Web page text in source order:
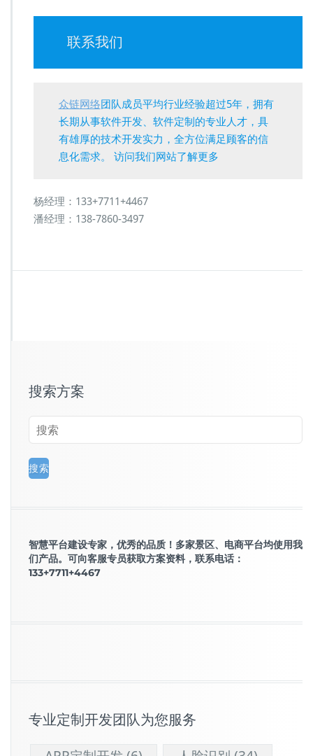
联系我们
众链网络团队成员平均行业经验超过5年，拥有
长期从事软件开发、软件定制的专业人才，具
有雄厚的技术开发实力，全方位满足顾客的信
息化需求。 访问我们网站了解更多
杨经理：133+7711+4467
潘经理：138-7860-3497
搜索方案
智慧平台建设专家，优秀的品质！多家景区、电商平台均使用我
们产品。可向客服专员获取方案资料，联系电话：
133+7711+4467
专业定制开发团队为您服务